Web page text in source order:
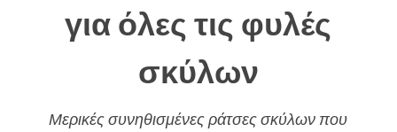
για όλες τις φυλές
σκύλων
Μερικές συνηθισμένες ράτσες σκύλων που